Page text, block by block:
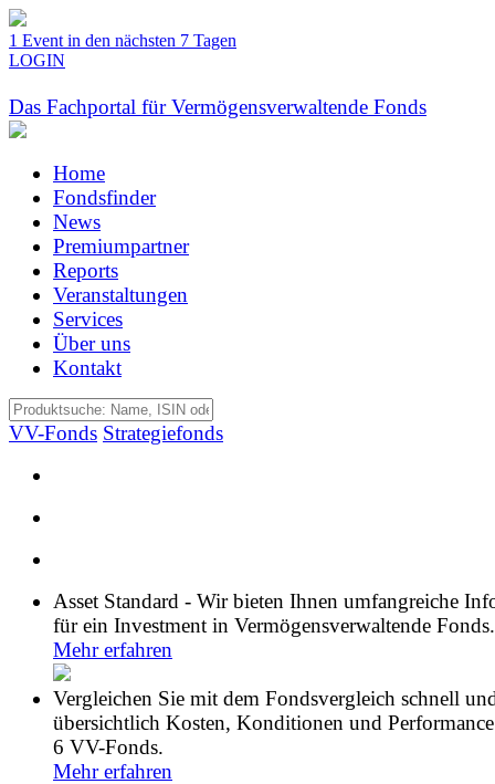
1 Event in den nächsten 7 Tagen
LOGIN
Das Fachportal für Vermögensverwaltende Fonds
Home
Fondsfinder
News
Premiumpartner
Reports
Veranstaltungen
Services
Über uns
Kontakt
VV-Fonds Strategiefonds
Asset Standard - Wir bieten Ihnen umfangreiche
für ein Investment in Vermögensverwaltende Fonds.
Mehr erfahren
Vergleichen Sie mit dem Fondsvergleich schnell
übersichtlich Kosten, Konditionen und
6 VV-Fonds.
Mehr erfahren